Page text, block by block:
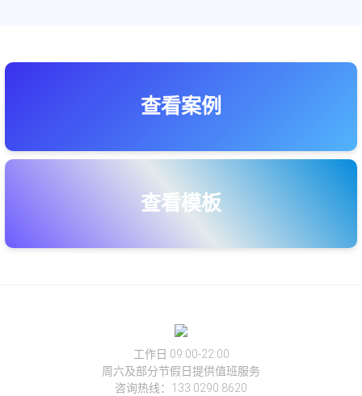
查看案例
查看模板
工作日 09:00-22:00
周六及部分节假日提供值班服务
咨询热线：133 0290 8620